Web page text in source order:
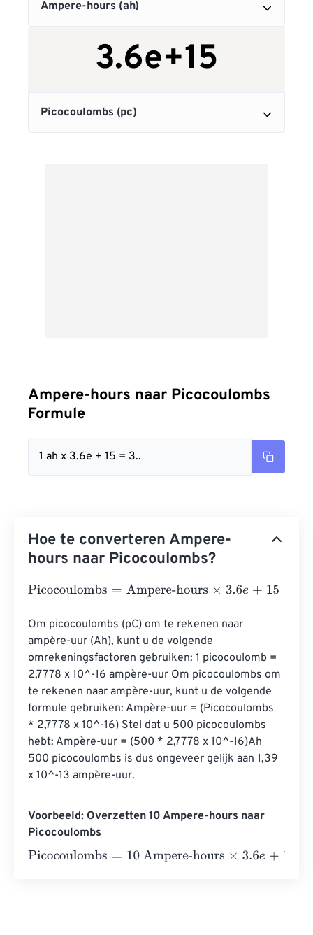
Ampere-hours naar Picocoulombs
Formule
1 ah x 3.6e + 15 = 3..
Hoe te converteren Ampere-
hours naar Picocoulombs?
Picocoulombs=Ampere-hours×3.6e +15
Om picocoulombs (pC) om te rekenen naar
ampère-uur (Ah), kunt u de volgende
omrekeningsfactoren gebruiken: 1 picocoulomb =
2,7778 x 10^-16 ampère-uur Om picocoulombs om
te rekenen naar ampère-uur, kunt u de volgende
formule gebruiken: Ampère-uur = (Picocoulombs
* 2,7778 x 10^-16) Stel dat u 500 picocoulombs
hebt: Ampère-uur = (500 * 2,7778 x 10^-16)Ah
500 picocoulombs is dus ongeveer gelijk aan 1,39
x 10^-13 ampère-uur.
Voorbeeld: Overzetten 10 Ampere-hours naar
Picocoulombs
Picocoulombs=10 Ampere-hours×3.6e+ 15 =